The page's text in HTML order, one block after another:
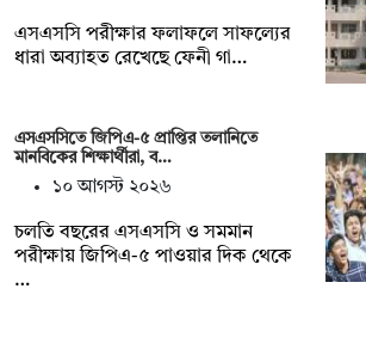
এসএসসি পরীক্ষার ফলাফলে সাফল্যের
ধারা অব্যাহত রেখেছে ফেনী গা…
এসএসসিতে জিপিএ-৫ প্রাপ্তির তলানিতে
মানবিকের শিক্ষার্থীরা, ব…
১০ আগস্ট ২০২৬
চলতি বছরের এসএসসি ও সমমান
পরীক্ষায় জিপিএ-৫ পাওয়ার দিক থেকে
…